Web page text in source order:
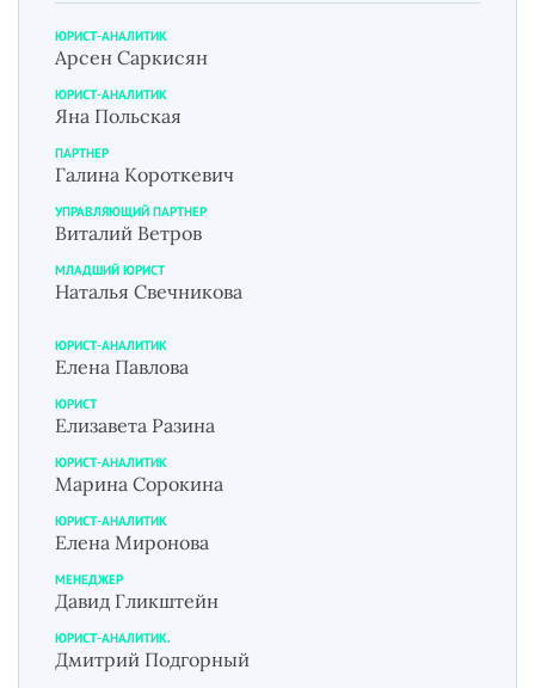
ЮРИСТ-АНАЛИТИК
Арсен Саркисян
ЮРИСТ-АНАЛИТИК
Яна Польская
ПАРТНЕР
Галина Короткевич
УПРАВЛЯЮЩИЙ ПАРТНЕР
Виталий Ветров
МЛАДШИЙ ЮРИСТ
Наталья Свечникова
ЮРИСТ-АНАЛИТИК
Елена Павлова
ЮРИСТ
Елизавета Разина
ЮРИСТ-АНАЛИТИК
Марина Сорокина
ЮРИСТ-АНАЛИТИК
Елена Миронова
МЕНЕДЖЕР
Давид Гликштейн
ЮРИСТ-АНАЛИТИК.
Дмитрий Подгорный